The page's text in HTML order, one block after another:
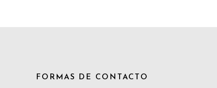
FORMAS DE CONTACTO